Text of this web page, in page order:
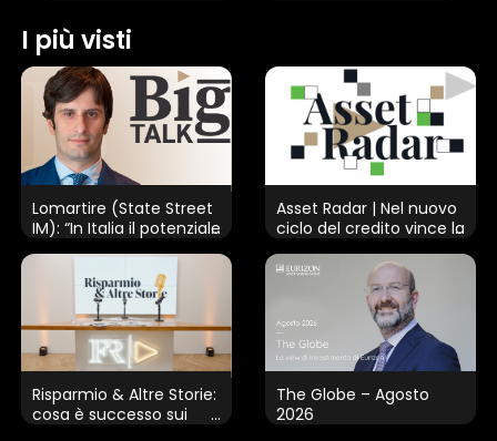
ETF è ancora
inespresso”
I più visti
Lomartire (State Street
IM): “In Italia il potenziale
Asset Radar | Nel nuovo
ciclo del credito vince la
Risparmio & Altre Storie:
cosa è successo sui
The Globe – Agosto
20265 stars
4 stars
3 stars
2 stars
1 star